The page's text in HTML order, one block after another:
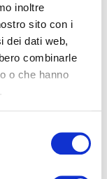
inoltre
sito con i
dei dati web,
combinarle
o che hanno
nel